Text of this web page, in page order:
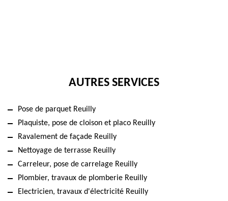
AUTRES SERVICES
Pose de parquet Reuilly
Plaquiste, pose de cloison et placo Reuilly
Ravalement de façade Reuilly
Nettoyage de terrasse Reuilly
Carreleur, pose de carrelage Reuilly
Plombier, travaux de plomberie Reuilly
Electricien, travaux d'électricité Reuilly